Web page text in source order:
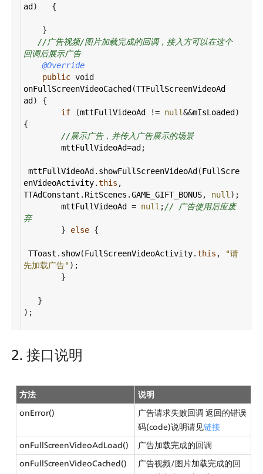
ad )   {
//广告视频/图片加载完成的回调，接入方可以在这个
回调后展示广告
@Override
public void
onFullScreenVideoCached (TTFullScreenVideoAd
ad ) {
if (mttFullVideoAd != null&&mIsLoaded )
{
//展示广告，并传入广告展示的场景
mttFullVideoAd=ad ;
mttFullVideoAd . showFullScreenVideoAd (FullScre
enVideoActivity.this
TTAdConstant . RitScenes .GAME_GIFT_BONUS, null );
mttFullVideoAd
= null ;// 广告使用后应废
弃
} else {
TToast . show(FullScreenVideoActivity.this ,
"请
先加载广告");
}
}
);
2. 接口说明
方法
说明
onError()
广告请求失败回调 返回的错误
码(code)说明请见链接
onFullScreenVideoAdLoad()
广告加载完成的回调
onFullScreenVideoCached()
广告视频/图片加载完成的回